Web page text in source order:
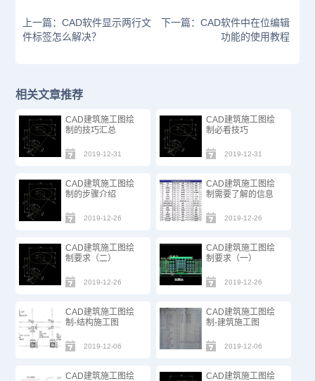
上一篇：CAD软件显示两行文
件标签怎么解决？
下一篇：CAD软件中在位编辑
功能的使用教程
相关文章推荐
CAD建筑施工图绘
制的技巧汇总
2019-12-31
CAD建筑施工图绘
制必看技巧
2019-12-31
CAD建筑施工图绘
制的步骤介绍
2019-12-26
CAD建筑施工图绘
制需要了解的信息
2019-12-26
CAD建筑施工图绘
制要求（二）
2019-12-26
CAD建筑施工图绘
制要求（一）
2019-12-26
CAD建筑施工图绘
制-结构施工图
2019-12-06
CAD建筑施工图绘
制-建筑施工图
2019-12-06
CAD建筑施工图绘
CAD建筑施工图绘